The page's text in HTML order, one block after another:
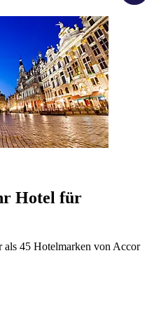
Hotel für
als 45 Hotelmarken von Accor